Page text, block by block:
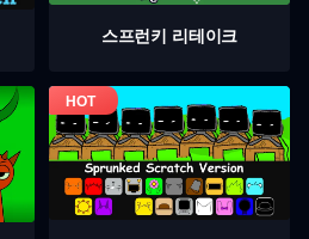
스프런키 리테이크